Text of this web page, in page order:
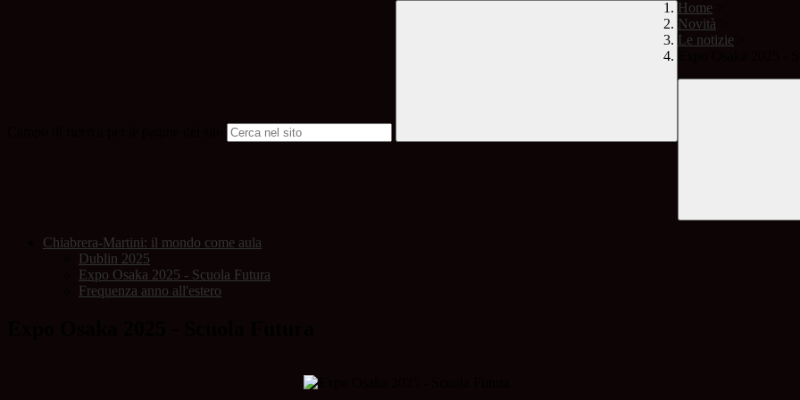
Home
Novità
Le notizie
Chiabrera-Martini: il mondo come aula
Dublin 2025
Expo Osaka 2025 - Scuola Futura
Frequenza anno all'estero